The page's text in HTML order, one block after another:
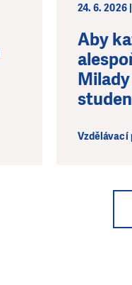
24. 6.
Aby
Vzdělávací